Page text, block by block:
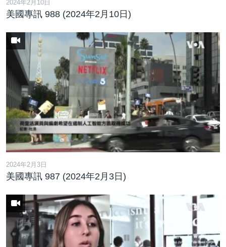
2024年2月10日
美國專訊 988 (2024年2月10日)
2024年2月3日
美國專訊 987 (2024年2月3日)